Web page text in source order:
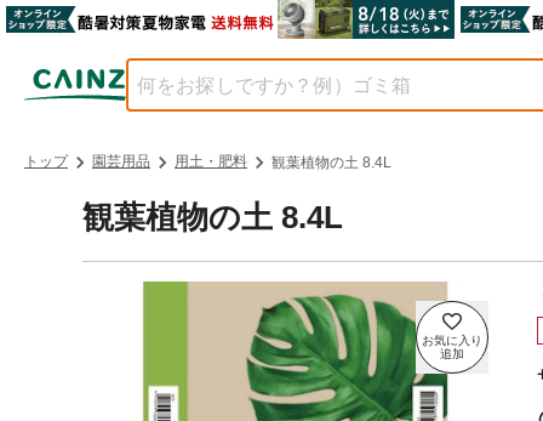
トップ 園芸用品 用土・肥料 観葉植物の土 8.4L
観葉植物の土 8.4L